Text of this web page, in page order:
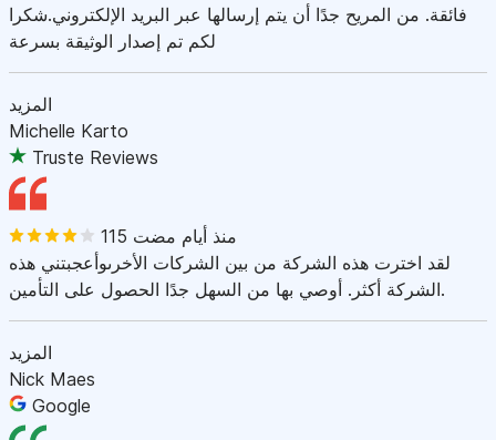
فائقة. من المريح جدًا أن يتم إرسالها عبر البريد الإلكتروني.شكرا
لكم تم إصدار الوثيقة بسرعة
المزيد
Michelle Karto
Truste Reviews
115 منذ أيام مضت
لقد اخترت هذه الشركة من بين الشركات الأخرىوأعجبتني هذه
الشركة أكثر. أوصي بها من السهل جدًا الحصول على التأمين.
المزيد
Nick Maes
Google